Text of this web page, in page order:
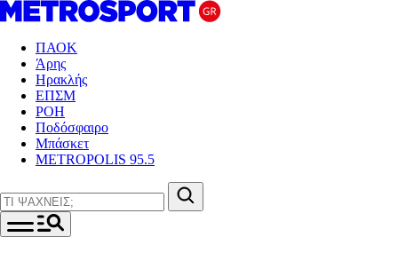
ΠΑΟΚ
Άρης
Ηρακλής
ΕΠΣΜ
ΡΟΗ
Ποδόσφαιρο
Μπάσκετ
METROPOLIS 95.5